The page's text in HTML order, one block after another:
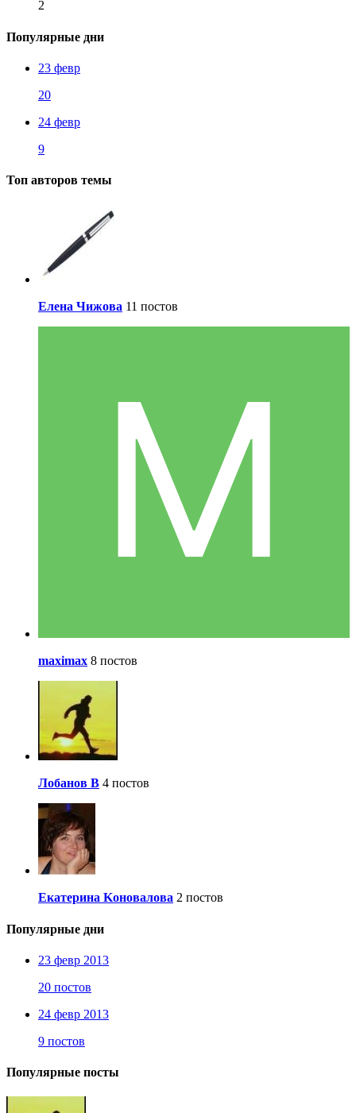
2
Популярные дни
23 февр
20
24 февр
9
Топ авторов темы
Елена Чижова 11 постов
maximax 8 постов
Лобанов В 4 постов
Eкaтepинa Koнoвaлoвa 2 постов
Популярные дни
23 февр 2013
20 постов
24 февр 2013
9 постов
Популярные посты